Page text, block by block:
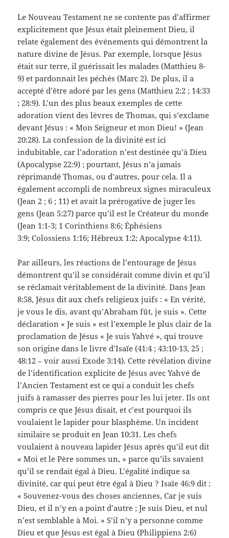
Le Nouveau Testament ne se contente pas d’affirmer
explicitement que Jésus était pleinement Dieu, il
relate également des événements qui démontrent la
nature divine de Jésus. Par exemple, lorsque Jésus
était sur terre, il guérissait les malades (Matthieu 8-
9) et pardonnait les péchés (Marc 2). De plus, il a
accepté d’être adoré par les gens (Matthieu 2:2 ; 14:33
; 28:9). L’un des plus beaux exemples de cette
adoration vient des lèvres de Thomas, qui s’exclame
devant Jésus : «Mon Seigneur et mon Dieu! » (Jean
20:28). La confession de la divinité est ici
indubitable, car l’adoration n’est destinée qu’à Dieu
(Apocalypse 22:9) ; pourtant, Jésus n’a jamais
réprimandé Thomas, ou d’autres, pour cela. Il a
également accompli de nombreux signes miraculeux
(Jean 2 ; 6 ; 11) et avait la prérogative de juger les
gens (Jean 5:27) parce qu’il est le Créateur du monde
(Jean 1:1-3; 1 Corinthiens 8:6; Éphésiens
3:9; Colossiens 1:16; Hébreux 1:2; Apocalypse 4:11).
Par ailleurs, les réactions de l’entourage de Jésus
démontrent qu’il se considérait comme divin et qu’il
se réclamait véritablement de la divinité. Dans Jean
8:58, Jésus dit aux chefs religieux juifs : « En vérité,
je vous le dis, avant qu’Abraham fût, je suis ». Cette
déclaration « Je suis » est l’exemple le plus clair de la
proclamation de Jésus « Je suis Yahvé », qui trouve
son origine dans le livre d’Isaïe (41:4 ; 43:10-13, 25 ;
48:12 – voir aussi Exode 3:14). Cette révélation divine
de l’identification explicite de Jésus avec Yahvé de
l’Ancien Testament est ce qui a conduit les chefs
juifs à ramasser des pierres pour les lui jeter. Ils ont
compris ce que Jésus disait, et c’est pourquoi ils
voulaient le lapider pour blasphème. Un incident
similaire se produit en Jean 10:31. Les chefs
voulaient à nouveau lapider Jésus après qu’il eut dit
«Moi et le Père sommes un, » parce qu’ils savaient
qu’il se rendait égal à Dieu. L’égalité indique sa
divinité, car qui peut être égal à Dieu ? Isaïe 46:9 dit :
«Souvenez-vous des choses anciennes, Car je suis
Dieu, et il n’y en a point d’autre ; Je suis Dieu, et nul
n’est semblable à Moi. » S’il n’y a personne comme
Dieu et que Jésus est égal à Dieu (Philippiens 2:6)